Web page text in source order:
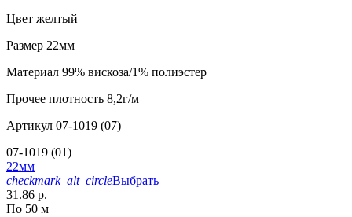
Цвет желтый
Размер 22мм
Материал 99% вискоза/1% полиэстер
Прочее плотность 8,2г/м
Артикул 07-1019 (07)
07-1019 (01)
22мм
checkmark_alt_circleВыбрать
31.86 р.
По 50 м